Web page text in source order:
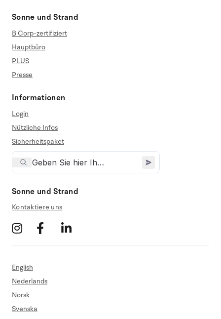
Sonne und Strand
B Corp-zertifiziert
Hauptbüro
PLUS
Presse
Informationen
Login
Nützliche Infos
Sicherheitspaket
Sonne und Strand
Kontaktiere uns
English
Nederlands
Norsk
Svenska